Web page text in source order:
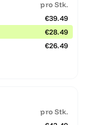
pro Stk.
€39.49
€28.49
€26.49
pro Stk.